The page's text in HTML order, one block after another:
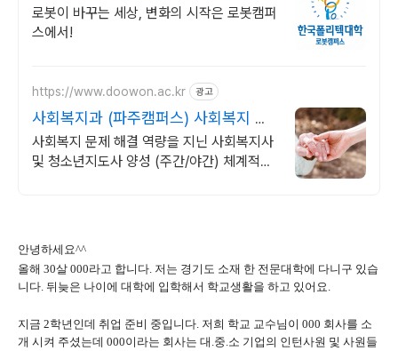
의 로봇특성화 대학
로봇이 바꾸는 세상, 변화의 시작은 로봇캠퍼
스에서!
https://www.doowon.ac.kr 광고
사회복지과 (파주캠퍼스) 사회복지 전
문가 양성
사회복지 문제 해결 역량을 지닌 사회복지사
및 청소년지도사 양성 (주간/야간) 체계적인
안녕하세요^^
올해 30살 000라고 합니다. 저는 경기도 소재 한 전문대학에 다니구 있습
니다. 뒤늦은 나이에 대학에 입학해서 학교생활을 하고 있어요.
지금 2학년인데 취업 준비 중입니다. 저희 학교 교수님이 000 회사를 소
개 시켜 주셨는데 000이라는 회사는 대.중.소 기업의 인턴사원 및 사원들